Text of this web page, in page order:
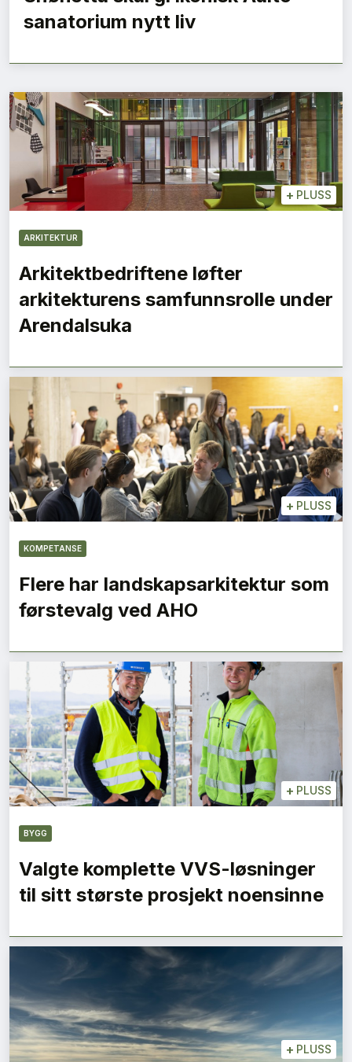
sanatorium nytt liv
+ PLUSS
ARKITEKTUR
Arkitektbedriftene løfter
arkitekturens samfunnsrolle under
Arendalsuka
+ PLUSS
KOMPETANSE
Flere har landskapsarkitektur som
førstevalg ved AHO
+ PLUSS
BYGG
Valgte komplette VVS-løsninger
til sitt største prosjekt noensinne
+ PLUSS